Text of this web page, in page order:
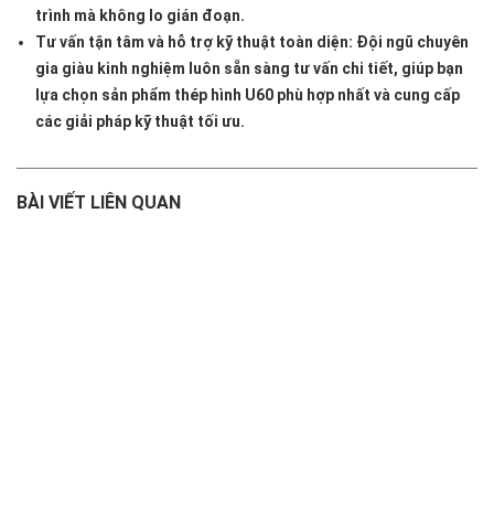
trình mà không lo gián đoạn.
Tư vấn tận tâm và hỗ trợ kỹ thuật toàn diện: Đội ngũ chuyên
gia giàu kinh nghiệm luôn sẵn sàng tư vấn chi tiết, giúp bạn
lựa chọn sản phẩm thép hình U60 phù hợp nhất và cung cấp
các giải pháp kỹ thuật tối ưu.
BÀI VIẾT LIÊN QUAN